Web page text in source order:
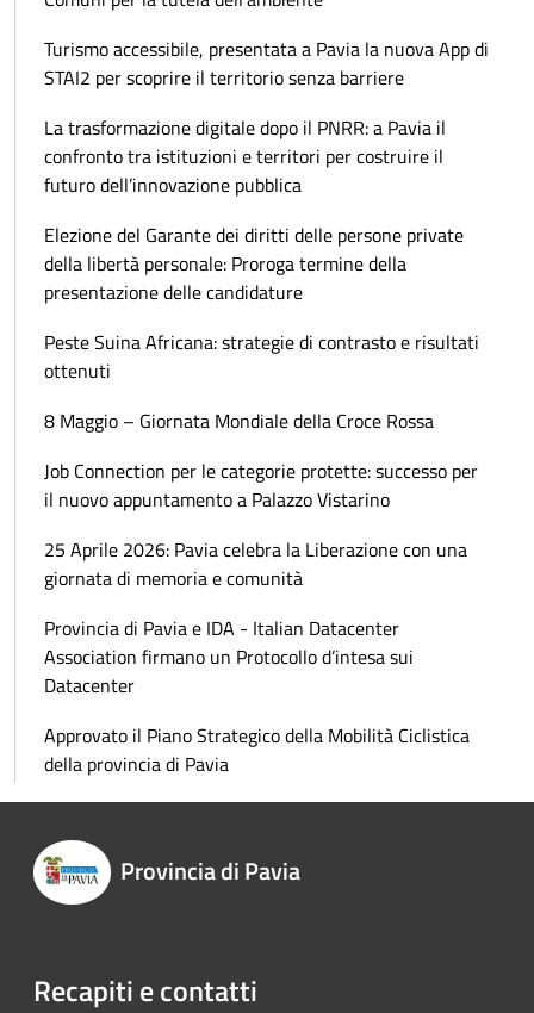
Turismo accessibile, presentata a Pavia la nuova App di
STAI2 per scoprire il territorio senza barriere
La trasformazione digitale dopo il PNRR: a Pavia il
confronto tra istituzioni e territori per costruire il
futuro dell’innovazione pubblica
Elezione del Garante dei diritti delle persone private
della libertà personale: Proroga termine della
presentazione delle candidature
Peste Suina Africana: strategie di contrasto e risultati
ottenuti
8 Maggio – Giornata Mondiale della Croce Rossa
Job Connection per le categorie protette: successo per
il nuovo appuntamento a Palazzo Vistarino
25 Aprile 2026: Pavia celebra la Liberazione con una
giornata di memoria e comunità
Provincia di Pavia e IDA - Italian Datacenter
Association firmano un Protocollo d’intesa sui
Datacenter
Approvato il Piano Strategico della Mobilità Ciclistica
della provincia di Pavia
Provincia di Pavia
Recapiti e contatti